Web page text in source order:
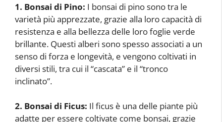
1. Bonsai di Pino: I bonsai di pino sono tra le
varietà più apprezzate, grazie alla loro capacità di
resistenza e alla bellezza delle loro foglie verde
brillante. Questi alberi sono spesso associati a un
senso di forza e longevità, e vengono coltivati in
diversi stili, tra cui il “cascata” e il “tronco
inclinato”.
2. Bonsai di Ficus: Il ficus è una delle piante più
adatte per essere coltivate come bonsai, grazie